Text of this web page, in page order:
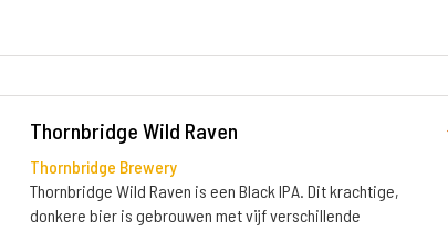
Thornbridge Wild Raven
Thornbridge Brewery
Thornbridge Wild Raven is een Black IPA. Dit krachtige,
donkere bier is gebrouwen met vijf verschillende